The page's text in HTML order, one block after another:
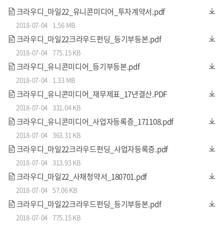
액션의 끝을 기대하라!
리얼맨몸, 카체이싱, 팀플레이, 대규모 총격전, 추격액션 등
한단계 더 높은 스펙터클한 리얼 액션의 모든 것이 담긴 액션
종합선물세트
<트랜스포머>시리즈의 마크 월버그, 미드 <워킹 데드>의 걸
크러쉬 로렌 코핸, <더 레이드>시리즈로 할리우드까지 입성
한 액션 히어로 이코 우웨이스
액션을 책임지는 최강 배우군단
크라우디_마일22_유니콘미디어_투자계약서.pdf
2018-07-04 1.56 MB
크라우디_마일22크라우드펀딩_등기부등본.pdf
2018-07-04 775.15 KB
크라우디_유니콘미디어_등기부등본.pdf
2018-07-04 1.33 MB
크라우디_유니콘미디어_재무제표_17년결산.PDF
2018-07-04 331.04 KB
크라우디_유니콘미디어_사업자등록증_171108.pdf
2018-07-04 363.31 KB
크라우디_마일22크라우드펀딩_사업자등록증.pdf
2018-07-04 313.93 KB
크라우디_마일22_사채청약서_180701.pdf
2018-07-04 57.06 KB
크라우디_마일22크라우드펀딩_등기부등본.pdf
2018-07-04 775.15 KB